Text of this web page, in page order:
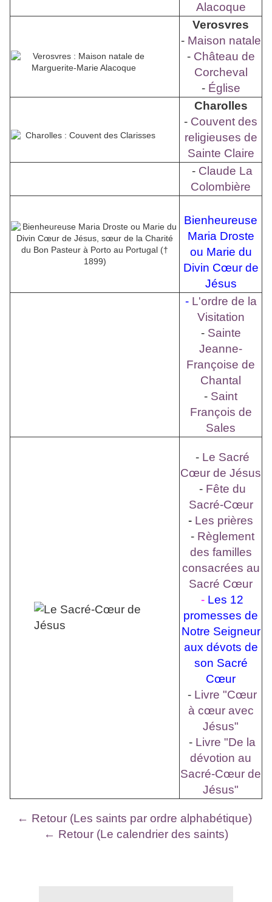
Alacoque
Verosvres
- Maison natale
- Château de
Corcheval
- Église
Charolles
- Couvent des
religieuses de
Sainte Claire
- Claude La
Colombière
Bienheureuse
Maria Droste
ou Marie du
Divin Cœur de
Jésus
- L'ordre de la
Visitation
- Sainte
Jeanne-
Françoise de
Chantal
- Saint
François de
Sales
- Le Sacré
Cœur de Jésus
- Fête du
Sacré-Cœur
- Les prières
- Règlement
des familles
consacrées au
Sacré Cœur
- Les 12
promesses de
Notre Seigneur
aux dévots de
son Sacré
Cœur
- Livre "Cœur
à cœur avec
Jésus"
- Livre "De la
dévotion au
Sacré-Cœur de
Jésus"
← Retour (Les saints par ordre alphabétique)
← Retour (Le calendrier des saints)